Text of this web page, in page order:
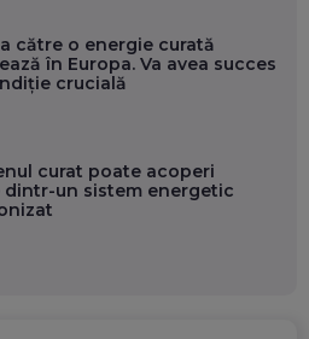
către o energie curată
în Europa. Va avea succes
crucială
curat poate acoperi
dintr-un sistem energetic